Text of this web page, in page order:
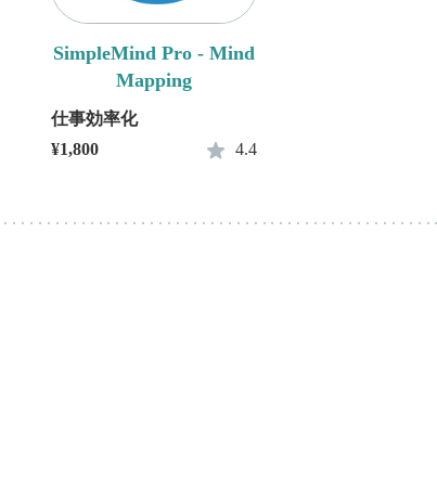
SimpleMind Pro - Mind
Mapping
仕事効率化
¥1,800
4.4